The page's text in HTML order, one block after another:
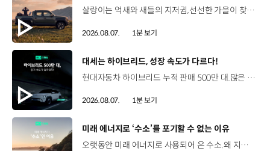
살랑이는 억새와 새들의 지저귐,선선한 가을이 찾아오는 소리. 더 기아 타스만과 함께 계절을 만나보세요. 🎧 *본 영상은 AI를 활용해 제작했습니다. #기아 #더기아타스만 #타스만 #가을 #입추 #Tasman #ASMR
2026.08.07. 1분 보기
[동영상]
대세는 하이브리드, 성장 속도가 다르다!
현대자동차 하이브리드 누적 판매 500만 대.많은 운전자들이 선택한 이유는 무엇일까요? 현대진행형 팟캐스트 EP.21에서 확인하세요.📻 #현대자동차그룹 #현대진행형 #모빌리티팟캐스트 #하이브리드 #연료 #미래모빌리티 #모빌리티
2026.08.07. 1분 보기
[동영상]
미래 에너지로 ‘수소’를 포기할 수 없는 이유
오랫동안 미래 에너지로 사용되어 온 수소.왜 지금까지도 중요한 선택지로 꼽힐까요? 현대진행형 팟캐스트 EP.21에서 확인하세요.📻 #현대자동차그룹 #현대진행형 #모빌리티팟캐스트 #수소전기차 #수소에너지 #연료 #미래모빌리티 #모빌리티